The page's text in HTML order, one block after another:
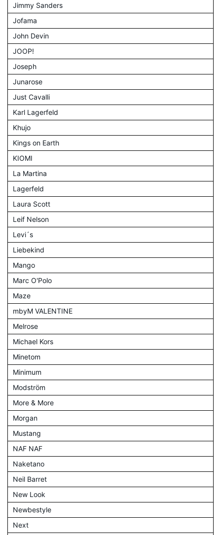
Jimmy Sanders
Jofama
John Devin
JOOP!
Joseph
Junarose
Just Cavalli
Karl Lagerfeld
Khujo
Kings on Earth
KIOMI
La Martina
Lagerfeld
Laura Scott
Leif Nelson
Levi´s
Liebekind
Mango
Marc O'Polo
Maze
mbyM VALENTINE
Melrose
Michael Kors
Minetom
Minimum
Modström
More & More
Morgan
Mustang
NAF NAF
Naketano
Neil Barret
New Look
Newbestyle
Next